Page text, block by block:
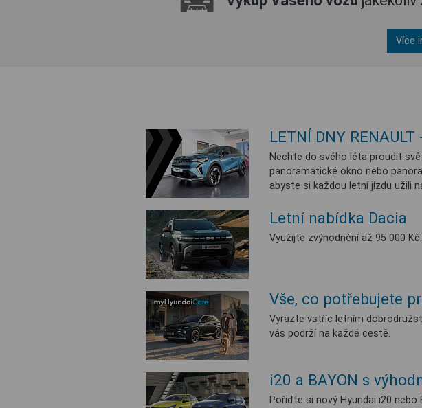
Více
LETNÍ DNY
Nechte do svého léta proudit
panoramatické okno nebo
abyste si každou letní jízdu užili
Letní nabídka Dacia
Využijte zvýhodnění až 95 000 Kč.
Vše, co potřebujete
Vyrazte vstříc letním
vás podrží na každé cestě.
i20 a BAYON s
Pořiďte si nový Hyundai i20